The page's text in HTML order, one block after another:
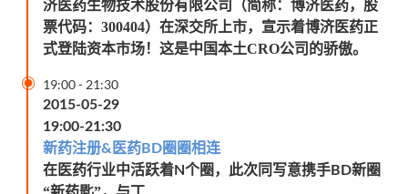
济医药生物技术股份有限公司（简称：博济医药，股
票代码：300404）在深交所上市，宣示着博济医药正
式登陆资本市场！这是中国本土CRO公司的骄傲。
19:00- 21:30

2015-05-29
19:00-21:30
新药注册& 医药BD圈圈相连
在医药行业中活跃着N个圈，此次同写意携手BD新圈